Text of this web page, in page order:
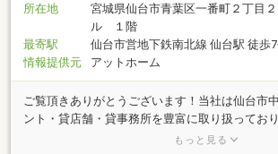
所在地
宮城県仙台市青葉区一番町２丁目
ル １階
最寄駅
仙台市営地下鉄南北線 仙台駅 徒歩
情報提供元
アットホーム
ご覧頂きありがとうございます！当社は仙台市
ント・貸店舗・貸事務所を豊富に取り扱ってお
開業をご検討されている方、是非当社までご相
もっと見る